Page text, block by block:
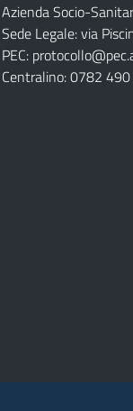
Azienda Socio-
Sede Legale: via
PEC:
Centralino: 0782